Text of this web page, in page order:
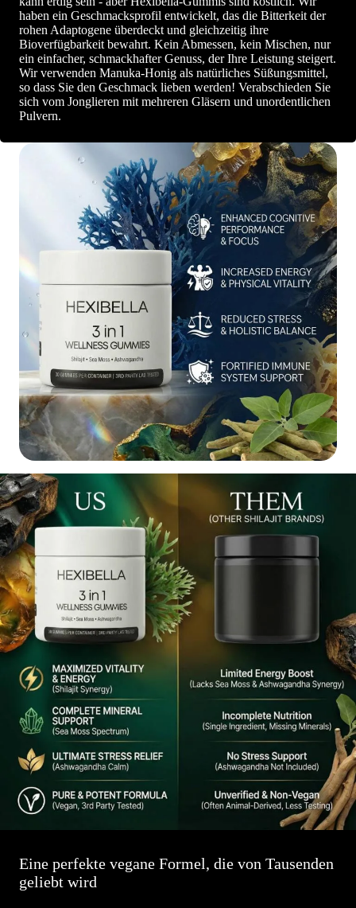
haben ein Geschmacksprofil entwickelt, das die Bitterkeit der
rohen Adaptogene überdeckt und gleichzeitig ihre
Bioverfügbarkeit bewahrt. Kein Abmessen, kein Mischen, nur
ein einfacher, schmackhafter Genuss, der Ihre Leistung steigert.
Wir verwenden Manuka-Honig als natürliches Süßungsmittel,
so dass Sie den Geschmack lieben werden! Verabschieden Sie
sich vom Jonglieren mit mehreren Gläsern und unordentlichen
Pulvern.
Eine perfekte vegane Formel, die von Tausenden
geliebt wird